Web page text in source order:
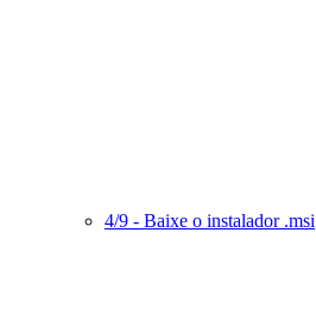
4/9 - Baixe o instalador .msi